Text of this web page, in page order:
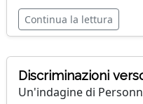
Continua la lettura
Discriminazioni
Un'indagine di